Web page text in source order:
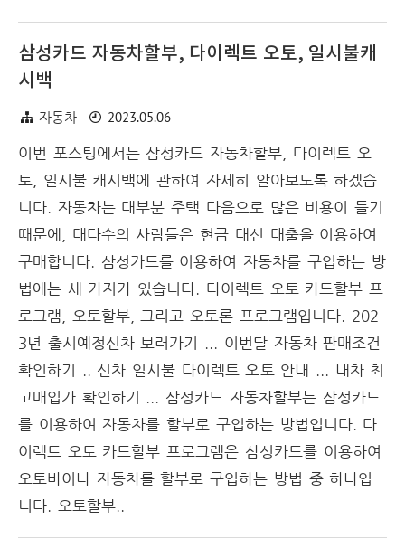
삼성카드 자동차할부, 다이렉트 오토, 일시불캐
시백
자동차
2023.05.06
이번 포스팅에서는 삼성카드 자동차할부, 다이렉트 오
토, 일시불 캐시백에 관하여 자세히 알아보도록 하겠습
니다. 자동차는 대부분 주택 다음으로 많은 비용이 들기
때문에, 대다수의 사람들은 현금 대신 대출을 이용하여
구매합니다. 삼성카드를 이용하여 자동차를 구입하는 방
법에는 세 가지가 있습니다. 다이렉트 오토 카드할부 프
로그램, 오토할부, 그리고 오토론 프로그램입니다. 202
3년 출시예정신차 보러가기 ... 이번달 자동차 판매조건
확인하기 .. 신차 일시불 다이렉트 오토 안내 ... 내차 최
고매입가 확인하기 ... 삼성카드 자동차할부는 삼성카드
를 이용하여 자동차를 할부로 구입하는 방법입니다. 다
이렉트 오토 카드할부 프로그램은 삼성카드를 이용하여
오토바이나 자동차를 할부로 구입하는 방법 중 하나입
니다. 오토할부..